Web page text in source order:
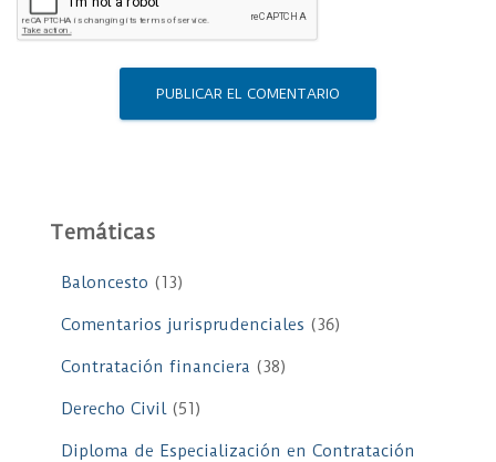
Temáticas
Baloncesto (13)
Comentarios jurisprudenciales (36)
Contratación financiera (38)
Derecho Civil(51)
Diploma de Especialización en Contratación